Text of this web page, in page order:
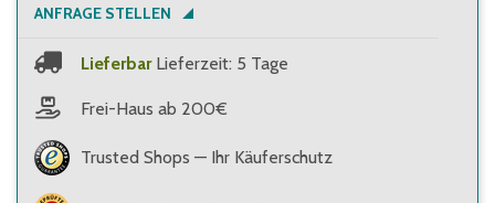
ANFRAGE STELLEN
Lieferbar Lieferzeit: 5 Tage
Frei-Haus ab 200€
Trusted Shops — Ihr Käuferschutz